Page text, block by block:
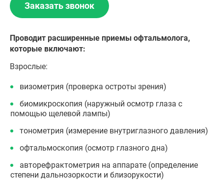
Заказать звонок
Проводит расширенные приемы офтальмолога,
которые включают:
Взрослые:
визометрия (проверка остроты зрения)
биомикроскопия (наружный осмотр глаза с
помощью щелевой лампы)
тонометрия (измерение внутриглазного давления)
офтальмоскопия (осмотр глазного дна)
авторефрактометрия на аппарате (определение
степени дальнозоркости и близорукости)